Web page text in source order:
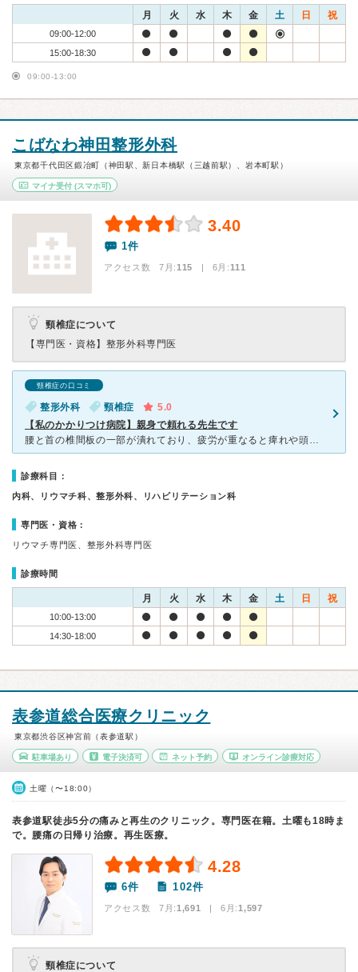
月 火 水 木 金 土 日 祝
09:00-12:00
15:00-18:30
09:00-13:00
こばなわ神田整形外科
東京都千代田区鍛冶町（神田駅、新日本橋駅（三越前駅）、岩本町駅）
マイナ受付 (スマホ可)
3.40
1件
アクセス数 7月:115 | 6月:111
頸椎症について
【専門医・資格】 整形外科専門医
頸椎症の口コミ
整形外科 頸椎症
5.0
【私のかかりつけ病院】親身で頼れる先生です
腰と首の椎間板の一部が潰れており、疲労が重なると痺れや頭痛が頻繁に起きます。 痛みに対して患者の身になって理解を示してくださり、丁寧な診察と優しい対応に安心感のある先生です。 首と腰の牽引リハ
診療科目：
内科、リウマチ科、整形外科、リハビリテーション科
専門医・資格：
リウマチ専門医、整形外科専門医
診療時間
月 火 水 木 金 土 日 祝
10:00-13:00
14:30-18:00
表参道総合医療クリニック
東京都渋谷区神宮前（表参道駅）
駐車場あり 電子決済可 ネット予約 オンライン診療対応
土曜（〜18:00）
表参道駅徒歩5分の痛みと再生のクリニック。専門医在籍。土曜も18時ま
で。腰痛の日帰り治療。再生医療。
4.28
6件 102件
アクセス数 7月:1,691 | 6月:1,597
頸椎症について